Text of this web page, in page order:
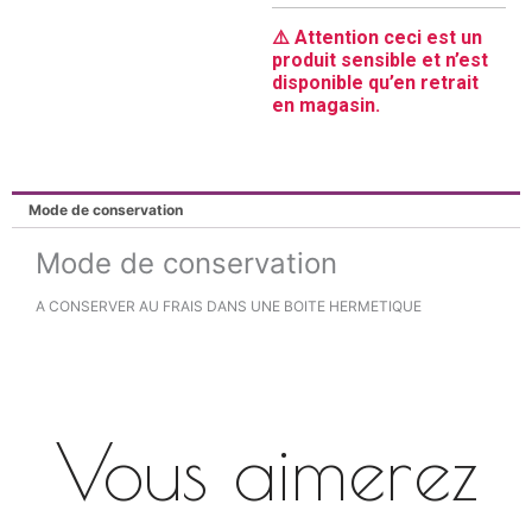
⚠️ Attention ceci est un
produit sensible et n’est
disponible qu’en retrait
en magasin.
Mode de conservation
Mode de conservation
A CONSERVER AU FRAIS DANS UNE BOITE HERMETIQUE
Vous aimerez